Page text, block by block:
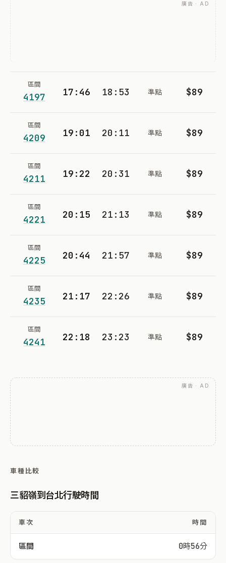
廣告 · AD
區間
4197 17:46 18:53 準點 $89
區間
4209 19:01 20:11 準點 $89
區間
4211 19:22 20:31 準點 $89
區間
4221 20:15 21:13 準點 $89
區間
4225 20:44 21:57 準點 $89
區間
4235 21:17 22:26 準點 $89
區間
4241 22:18 23:23 準點 $89
廣告 · AD
車種比較
三貂嶺到台北行駛時間
車次 時間
區間 0時56分